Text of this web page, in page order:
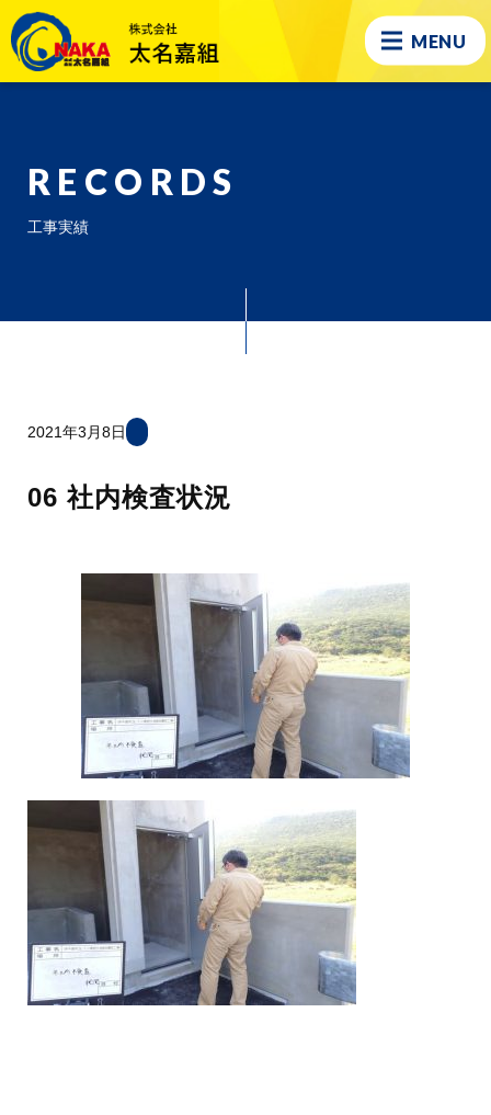
MENU
RECORDS
工事実績
2021年3月8日
06 社内検査状況